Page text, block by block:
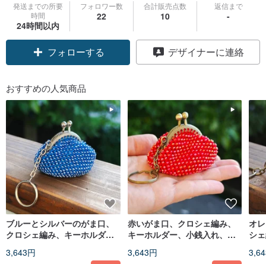
発送までの所要
時間
24時間以内
フォロワー数
22
合計販売点数
10
返信まで
-
フォローする デザイナーに連絡
おすすめの人気商品
ブルーとシルバーのがま口、
クロシェ編み、キーホルダ
3,643円
赤いがま口、クロシェ編み、
キーホルダー、小銭入れ、ミ
3,643円
オ
シ
ビ